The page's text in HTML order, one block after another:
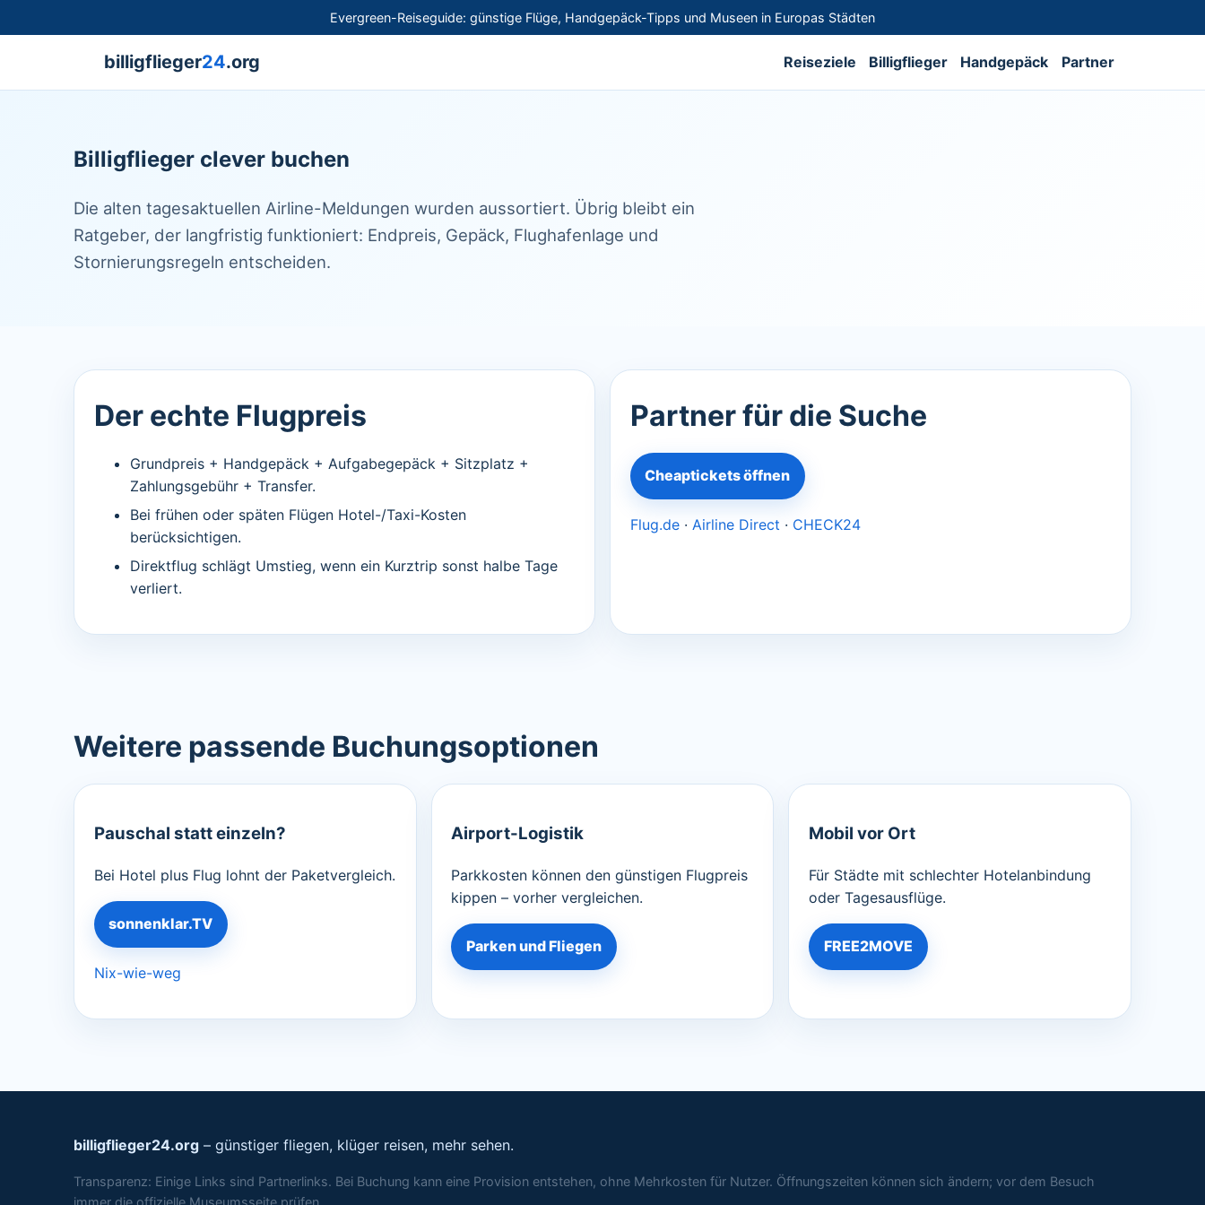
Evergreen-Reiseguide: günstige Flüge, Handgepäck-Tipps und Museen in Europas Städten
billigflieger24.org Reiseziele Billigflieger Handgepäck Partner
Billigflieger clever buchen
Die alten tagesaktuellen Airline-Meldungen wurden aussortiert. Übrig bleibt ein
Ratgeber, der langfristig funktioniert: Endpreis, Gepäck, Flughafenlage und
Stornierungsregeln entscheiden.
Der echte Flugpreis
Grundpreis + Handgepäck + Aufgabegepäck + Sitzplatz +
Zahlungsgebühr + Transfer.
Bei frühen oder späten Flügen Hotel-/Taxi-Kosten
berücksichtigen.
Direktflug schlägt Umstieg, wenn ein Kurztrip sonst halbe Tage
verliert.
Partner für die Suche
Cheaptickets öffnen
Flug.de· Airline Direct · CHECK24
Weitere passende Buchungsoptionen
Pauschal statt einzeln?
Bei Hotel plus Flug lohnt der Paketvergleich.
sonnenklar.TV
Nix-wie-weg
Airport-Logistik
Parkkosten können den günstigen Flugpreis
kippen – vorher vergleichen.
Parken und Fliegen
Mobil vor Ort
Für Städte mit schlechter Hotelanbindung
oder Tagesausflüge.
FREE2MOVE
billigflieger24.org – günstiger fliegen, klüger reisen, mehr sehen.
Transparenz: Einige Links sind Partnerlinks. Bei Buchung kann eine Provision entstehen, ohne Mehrkosten für Nutzer. Öffnungszeiten können sich ändern; vor dem Besuch
immer die offizielle Museumsseite prüfen.